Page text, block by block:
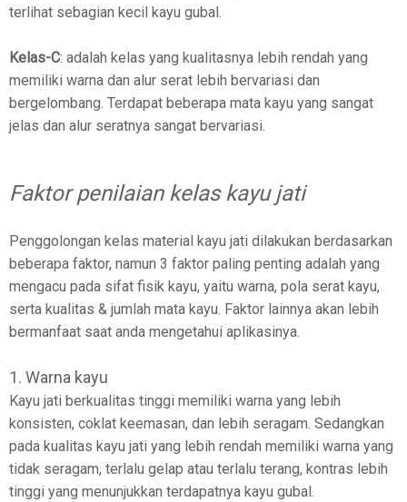
terlihat sebagian kecil kayu gubal.
Kelas-C: adalah kelas yang kualitasnya lebih rendah yang
memiliki warna dan alur serat lebih bervariasi dan
bergelombang. Terdapat beberapa mata kayu yang sangat
jelas dan alur seratnya sangat bervariasi.
Faktor penilaian kelas kayu jati
Penggolongan kelas material kayu jati dilakukan berdasarkan
beberapa faktor, namun 3 faktor paling penting adalah yang
mengacu pada sifat fisik kayu, yaitu warna, pola serat kayu,
serta kualitas & jumlah mata kayu. Faktor lainnya akan lebih
bermanfaat saat anda mengetahui aplikasinya.
1. Warna kayu
Kayu jati berkualitas tinggi memiliki warna yang lebih
konsisten, coklat keemasan, dan lebih seragam. Sedangkan
pada kualitas kayu jati yang lebih rendah memiliki warna yang
tidak seragam, terlalu gelap atau terlalu terang, kontras lebih
tinggi yang menunjukkan terdapatnya kayu gubal.